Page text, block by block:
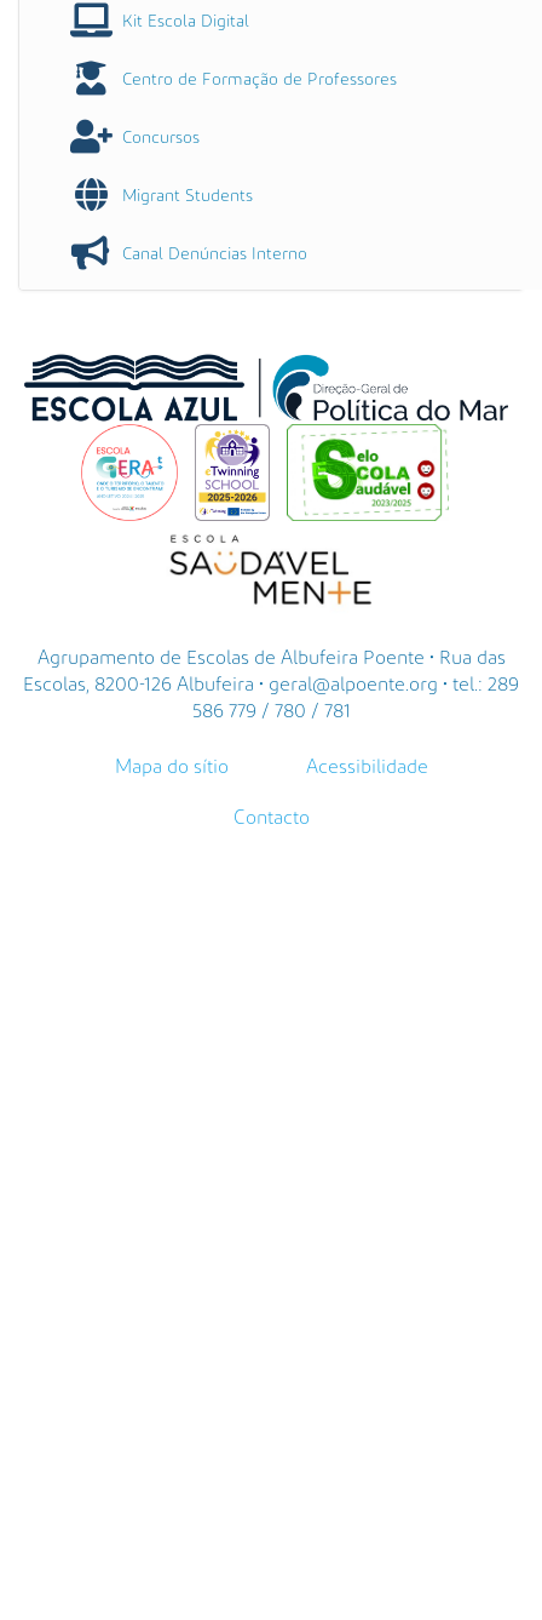
Kit Escola Digital
Centro de Formação de Professores
Concursos
Migrant Students
Canal Denúncias Interno
Agrupamento de Escolas de Albufeira Poente • Rua das
Escolas, 8200-126 Albufeira • geral@alpoente.org • tel.: 289
586 779 / 780 / 781
Mapa do sítio Acessibilidade
Contacto